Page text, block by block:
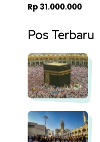
Rp 31.000.000
Pos Terbaru